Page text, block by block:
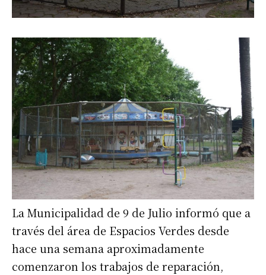
La Municipalidad de 9 de Julio informó que a
través del área de Espacios Verdes desde
hace una semana aproximadamente
comenzaron los trabajos de reparación,